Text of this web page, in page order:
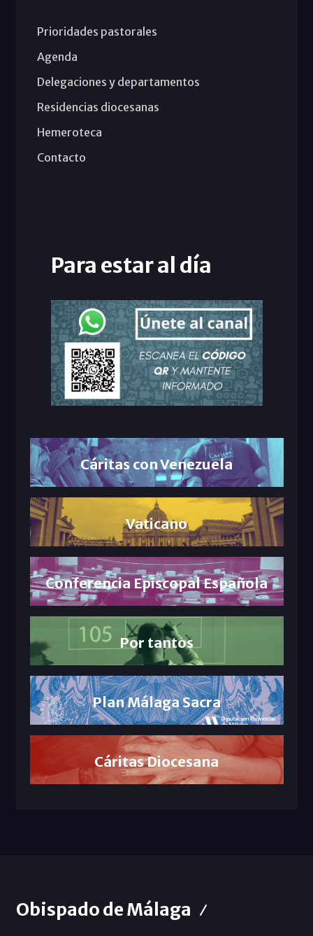
Prioridades pastorales
Agenda
Delegaciones y departamentos
Residencias diocesanas
Hemeroteca
Contacto
Para estar al día
Cáritas con Venezuela
Vaticano
Conferencia Episcopal Española
Por tantos
Plan Málaga Sacra
Cáritas Diocesana
Obispado de Málaga